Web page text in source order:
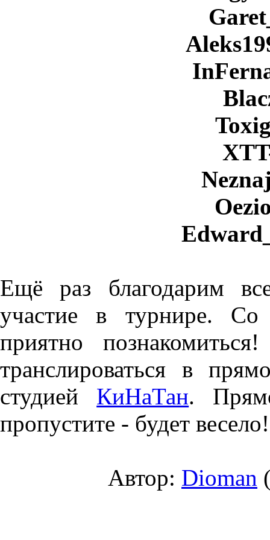
Ещё раз благодарим
участие в турнире.
приятно
транслироваться в
студией КиНаТан.
пропустите - будет весело!
Автор: Dioman